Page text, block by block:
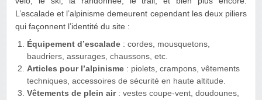
L’escalade et l’alpinisme demeurent cependant les deux piliers
qui façonnent l’identité du site :
Équipement d’escalade : cordes, mousquetons,
baudriers, assurages, chaussons, etc.
Articles pour l’alpinisme : piolets, crampons, vêtements
techniques, accessoires de sécurité en haute altitude.
Vêtements de plein air: vestes coupe-vent, doudounes,